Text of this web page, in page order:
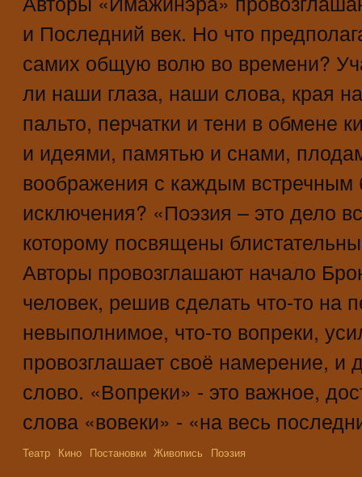
и Последний век. Но что
самих общую волю во времени?
ли наши глаза, наши слова, края
пальто, перчатки и тени в обмене
и идеями, памятью и снами,
воображения с каждым встречным
исключения? «Поэзия – это дело
которому посвящены
Авторы провозглашают начало
человек, решив сделать что-то на
невыполнимое, что-то вопреки,
провозглашает своё намерение, и
слово. «Вопреки» - это важное,
слова «вовеки» - «на весь
Театр Кино Постановки Живопись Поэзия